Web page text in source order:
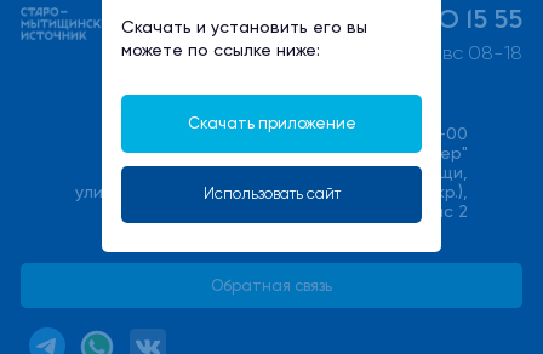
+7 (495) 730 15 55
пн-пт 08-21, сб-вс 08-18
+7(495) 540-00-00
ООО "Халмер"
141033, Московская область, г. Мытищи,
улица Фабричная (Поселок Пироговский мкр.),
стр. 17В, офис 2
Обратная связь
Скачать и установить его вы
можете по ссылке ниже:
Скачать приложение
Использовать сайт